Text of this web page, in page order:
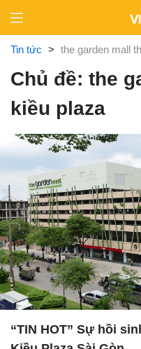
content
Tin tức > the garden mall
Chủ đề: the
kiều plaza
“TIN HOT” Sự hồi